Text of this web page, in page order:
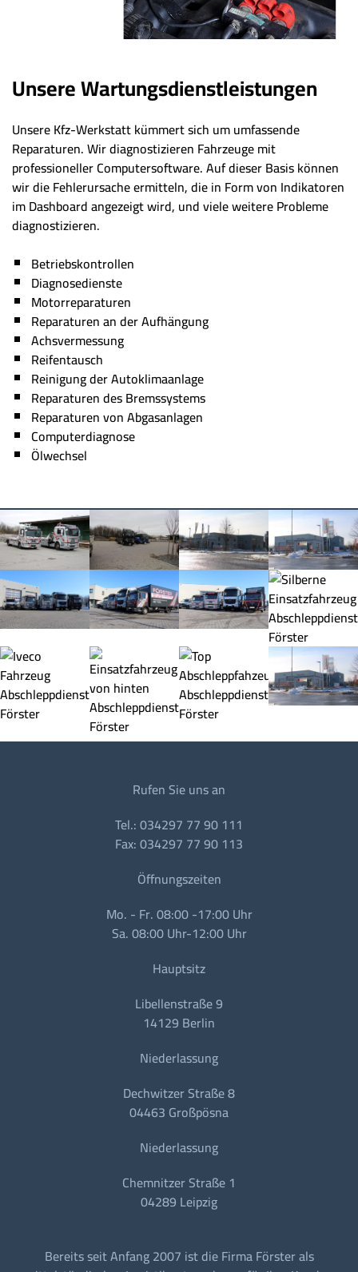
Unsere Wartungsdienstleistungen
Unsere Kfz-Werkstatt kümmert sich um umfassende
Reparaturen. Wir diagnostizieren Fahrzeuge mit
professioneller Computersoftware. Auf dieser Basis können
wir die Fehlerursache ermitteln, die in Form von Indikatoren
im Dashboard angezeigt wird, und viele weitere Probleme
diagnostizieren.
Betriebskontrollen
Diagnosedienste
Motorreparaturen
Reparaturen an der Aufhängung
Achsvermessung
Reifentausch
Reinigung der Autoklimaanlage
Reparaturen des Bremssystems
Reparaturen von Abgasanlagen
Computerdiagnose
Ölwechsel
Rufen Sie uns an
Tel.: 034297 77 90 111
Fax: 034297 77 90 113
Öffnungszeiten
Mo. - Fr. 08:00 -17:00 Uhr
Sa. 08:00 Uhr-12:00 Uhr
Hauptsitz
Libellenstraße 9
14129 Berlin
Niederlassung
Dechwitzer Straße 8
04463 Großpösna
Niederlassung
Chemnitzer Straße 1
04289 Leipzig
Bereits seit Anfang 2007 ist die Firma Förster als